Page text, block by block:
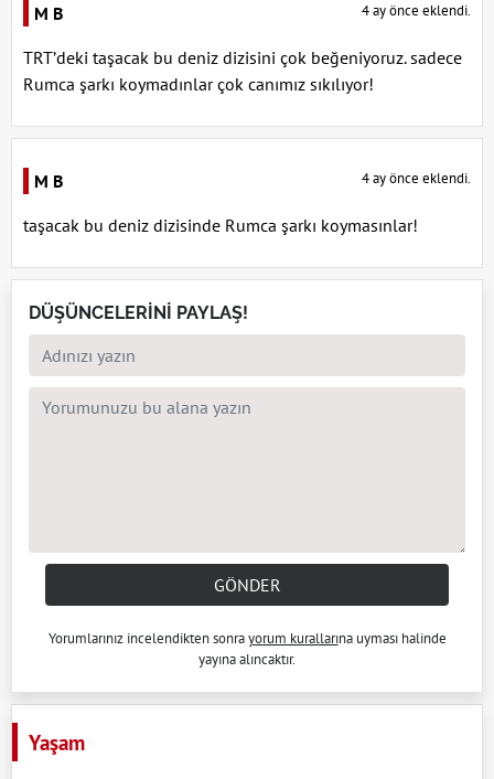
M B 4 ay önce eklendi.
TRT’deki taşacak bu deniz dizisini çok beğeniyoruz. sadece
Rumca şarkı koymadınlar çok canımız sıkılıyor!
M B 4 ay önce eklendi.
taşacak bu deniz dizisinde Rumca şarkı koymasınlar!
DÜŞÜNCELERİNİ PAYLAŞ!
GÖNDER
Yorumlarınız incelendikten sonrayorum kurallarına uyması halinde
yayına alıncaktır.
Yaşam